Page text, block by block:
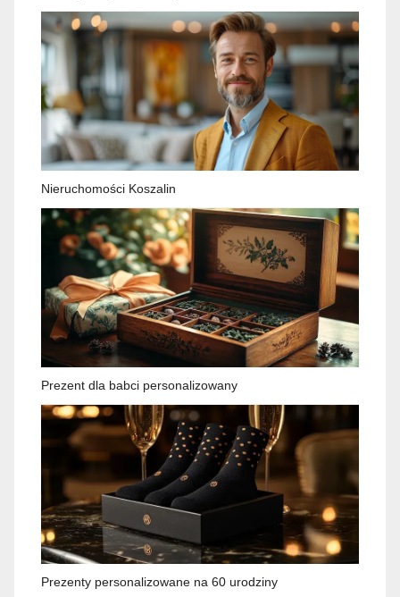
Nieruchomości Koszalin
Prezent dla babci personalizowany
Prezenty personalizowane na 60 urodziny